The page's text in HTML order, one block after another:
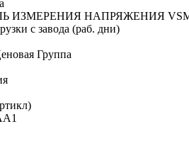
ИЗМЕРЕНИЯ НАПРЯЖЕНИЯ
с завода (раб. дни)
Группа